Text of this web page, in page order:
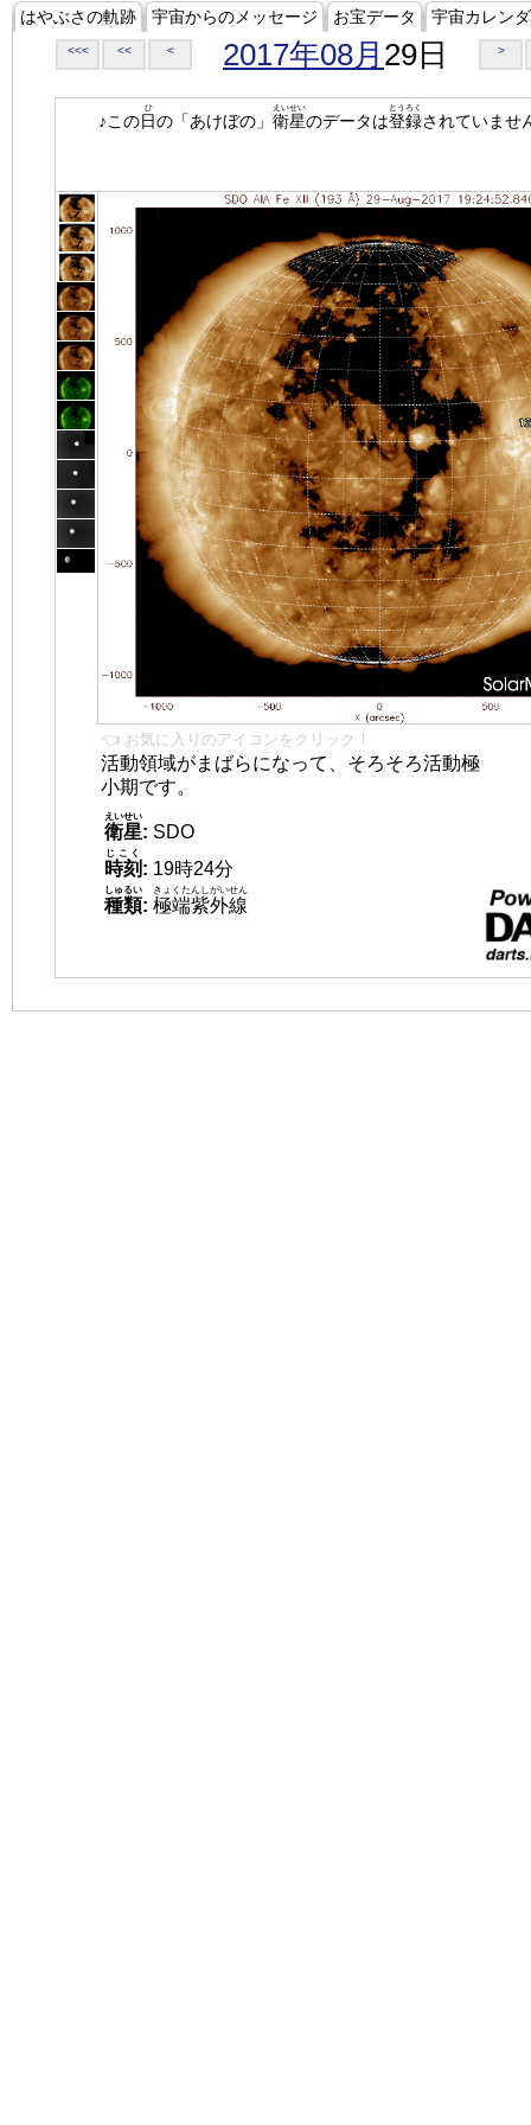
はやぶさの軌跡 宇宙からのメッセージ お宝データ 宇宙カレン
<<< << < 2017年08月 29日 >
♪この日
ひ
の「あけぼの」 衛星
えいせい
のデータは登録
とうろく
されていませ
👈 お気に入りのアイコンをクリック！
活動領域がまばらになって、そろそろ活動極
小期です。
衛星
えいせい
: SDO
時刻
じこく
: 19時24分
種類
しゅるい
: 極端紫外線
きょくたんしがいせん